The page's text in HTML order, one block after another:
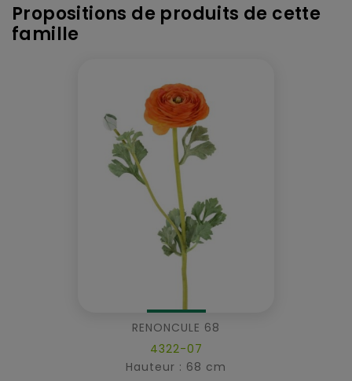
Propositions de produits de cette
famille
RENONCULE 68
4322-07
Hauteur : 68 cm